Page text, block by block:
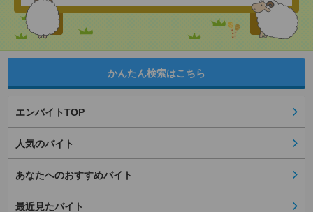
かんたん検索はこちら
エンバイトTOP
人気のバイト
あなたへのおすすめバイト
最近見たバイト